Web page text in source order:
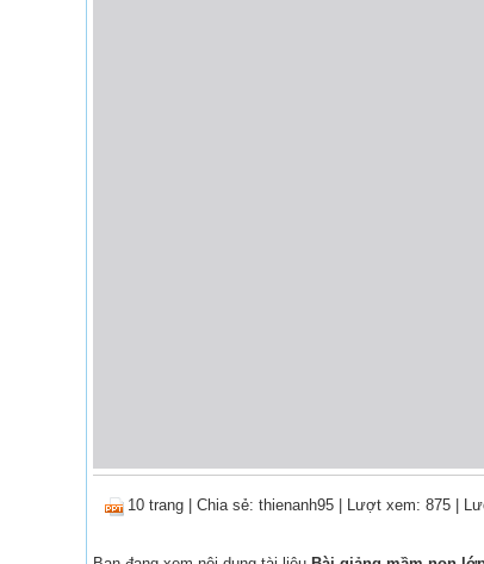
10 trang Chia sẻ: thienanh95 | Lượt xem: 875 |